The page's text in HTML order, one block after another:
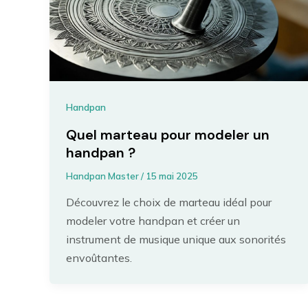
Handpan
Quel marteau pour modeler un
handpan ?
Handpan Master/ 15 mai 2025
Découvrez le choix de marteau idéal pour
modeler votre handpan et créer un
instrument de musique unique aux sonorités
envoûtantes.